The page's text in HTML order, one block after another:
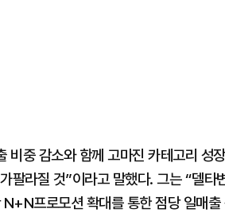
비중 감소와 함께 고마진 카테고리 성
팔라질 것”이라고 말했다. 그는 “델타
프로모션 확대를 통한 점당 일매